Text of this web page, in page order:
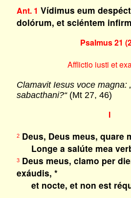
Ant. 1 Vídimus eum
dolórum, et sciéntem
Psalmus 21
Afflictio iusti et
Clamavit Iesus voce magna:
sabacthani?“(Mt 27, 46)
I
2Deus, Deus meus, quare
Longe a salúte mea
3Deus meus, clamo per
exáudis, *
et nocte, et non est